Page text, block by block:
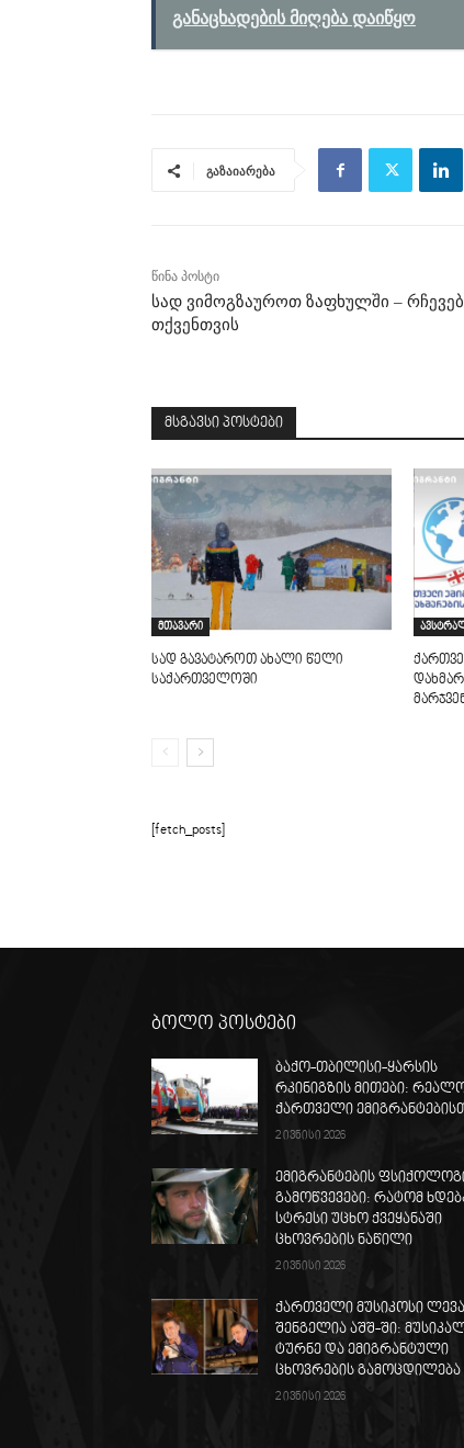
განაცხადების მიღება დაიწყო
გაზაიარება
წინა პოსტი
სად ვიმოგზაუროთ ზაფხულში –
თქვენთვის
მსგავსი პოსტები
მთავარი
სად გავატაროთ ახალი წელი
საქართველოში
[fetch_posts]
ბოლო პოსტები
ბაქო-თბილისი-ყარსის
რკინიგზის მითები:
ქართველი
2 ივნისი 2026
ემიგრანტების
გამოწვევები: რატომ
სტრესი უცხო ქვეყანაში
ცხოვრების ნაწილი
2 ივნისი 2026
ქართველი მუსიკოსი
შენგელია აშშ-ში:
ტურნე და ემიგრანტული
ცხოვრების გამოცდილება
2 ივნისი 2026